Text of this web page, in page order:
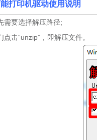
打印机驱动使用说明
需要选择解压路径;
点击“unzip”，即解压文件。